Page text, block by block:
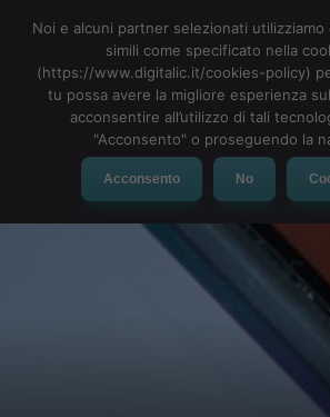
MENU
Noi e alcuni partner selezionati
simili come specificato nella
(https://www.digitalic.it/cookies-policy)
tu possa avere la migliore esperienza
acconsentire all’utilizzo di tali
"Acconsento" o proseguendo la
Acconsento No